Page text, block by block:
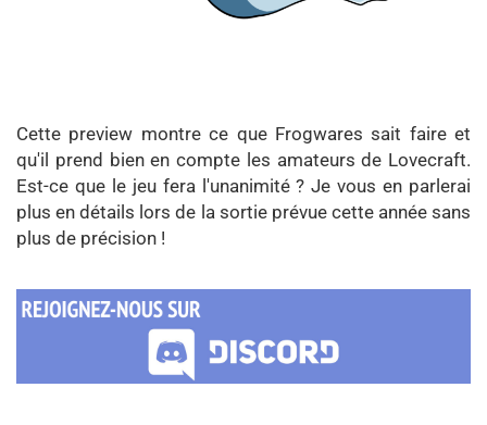
Cette preview montre ce que Frogwares sait faire et
qu'il prend bien en compte les amateurs de Lovecraft.
Est-ce que le jeu fera l'unanimité ? Je vous en parlerai
plus en détails lors de la sortie prévue cette année sans
plus de précision !